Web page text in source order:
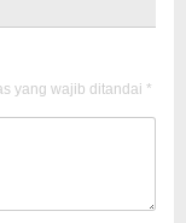
yang wajib ditandai *